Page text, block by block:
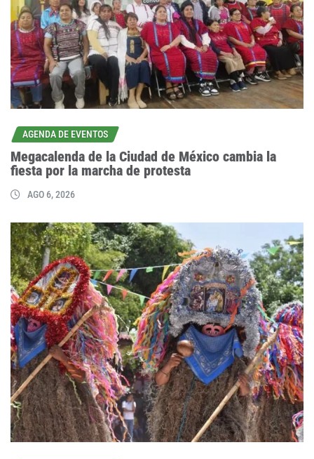
AGENDA DE EVENTOS
Megacalenda de la Ciudad de México cambia la
fiesta por la marcha de protesta
AGO 6, 2026